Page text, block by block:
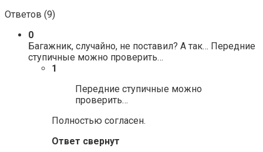
Ответов (9)
0
Багажник, случайно, не поставил? А так… Передние
ступичные можно проверить…
1
Передние ступичные можно
проверить…
Полностью согласен.
Ответ свернут